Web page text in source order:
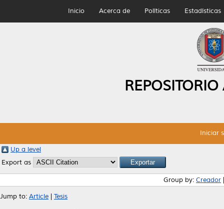
Inicio Acerca de Políticas Estadísticas
Iniciar
Up a level
Export as
Group by: Creador
Jump to: Article Tesis